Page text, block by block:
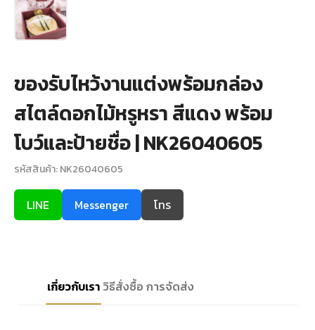
เกี่ยวกับเรา
ของรับไหว้งานแต่งพร้อมกล่อง
สไตล์ดอกไม้หรูหรา สีแดง พร้อม
โบว์และป้ายชื่อ | NK26040605
รหัสสินค้า: NK26040605
LINE Messenger โทร
เกี่ยวกับเรา วิธีสั่งซื้อ การจัดส่ง